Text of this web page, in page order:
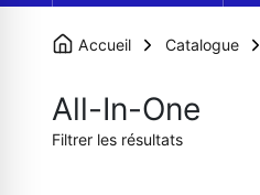
Accueil Catalogue
All-In-One
Filtrer les résultats